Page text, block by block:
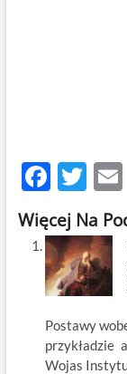
F
ac
e
b
o
o
k
T
w
itt
er
Więcej Na
Postawy
Wojas